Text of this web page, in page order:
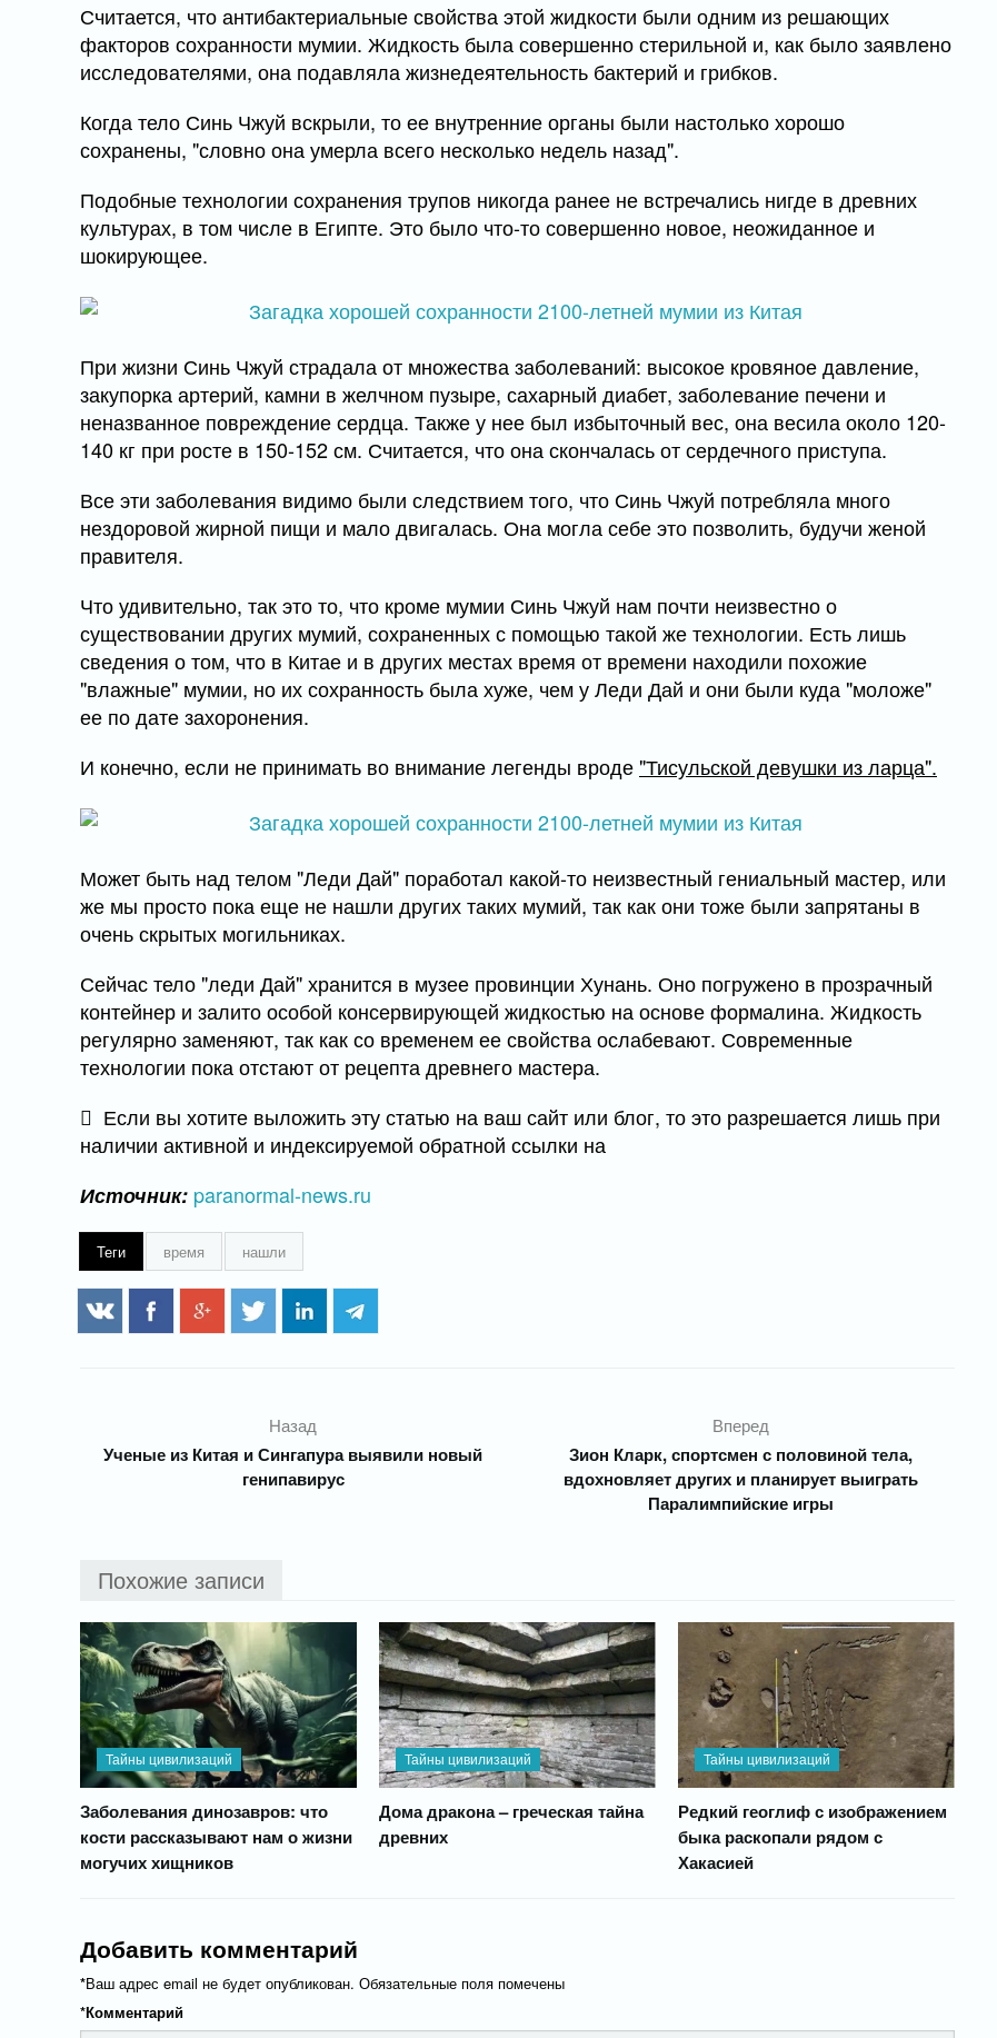
Считается, что антибактериальные свойства этой жидкости были одним из решающих
факторов сохранности мумии. Жидкость была совершенно стерильной и, как было заявлено
исследователями, она подавляла жизнедеятельность бактерий и грибков.
Когда тело Синь Чжуй вскрыли, то ее внутренние органы были настолько хорошо
сохранены, "словно она умерла всего несколько недель назад".
Подобные технологии сохранения трупов никогда ранее не встречались нигде в древних
культурах, в том числе в Египте. Это было что-то совершенно новое, неожиданное и
шокирующее.
При жизни Синь Чжуй страдала от множества заболеваний: высокое кровяное давление,
закупорка артерий, камни в желчном пузыре, сахарный диабет, заболевание печени и
неназванное повреждение сердца. Также у нее был избыточный вес, она весила около 120-
140 кг при росте в 150-152 см. Считается, что она скончалась от сердечного приступа.
Все эти заболевания видимо были следствием того, что Синь Чжуй потребляла много
нездоровой жирной пищи и мало двигалась. Она могла себе это позволить, будучи женой
правителя.
Что удивительно, так это то, что кроме мумии Синь Чжуй нам почти неизвестно о
существовании других мумий, сохраненных с помощью такой же технологии. Есть лишь
сведения о том, что в Китае и в других местах время от времени находили похожие
"влажные" мумии, но их сохранность была хуже, чем у Леди Дай и они были куда "моложе"
ее по дате захоронения.
И конечно, если не принимать во внимание легенды вроде "Тисульской девушки из ларца".
Может быть над телом "Леди Дай" поработал какой-то неизвестный гениальный мастер, или
же мы просто пока еще не нашли других таких мумий, так как они тоже были запрятаны в
очень скрытых могильниках.
Сейчас тело "леди Дай" хранится в музее провинции Хунань. Оно погружено в прозрачный
контейнер и залито особой консервирующей жидкостью на основе формалина. Жидкость
регулярно заменяют, так как со временем ее свойства ослабевают. Современные
технологии пока отстают от рецепта древнего мастера.
Если вы хотите выложить эту статью на ваш сайт или блог, то это разрешается лишь при
наличии активной и индексируемой обратной ссылки на
Источник: paranormal-news.ru
Теги время нашли
Назад
Ученые из Китая и Сингапура выявили новый
генипавирус
Вперед
Зион Кларк, спортсмен с половиной тела,
вдохновляет других и планирует выиграть
Паралимпийские игры
Похожие записи
Тайны цивилизаций
Заболевания динозавров: что
кости рассказывают нам о жизни
могучих хищников
Тайны цивилизаций
Дома дракона – греческая тайна
древних
Тайны цивилизаций
Редкий геоглиф с изображением
быка раскопали рядом с
Хакасией
Добавить комментарий
Ваш адрес email не будет опубликован. Обязательные поля помечены
*
Комментарий
*